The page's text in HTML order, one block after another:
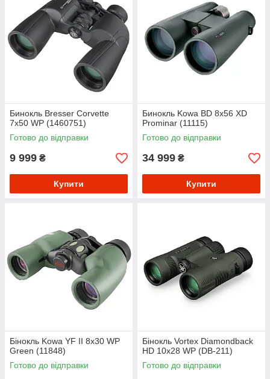
Бинокль Bresser Corvette
7x50 WP (1460751)
Готово до відправки
9 999 ₴
Купити
Бинокль Kowa BD 8x56 XD
Prominar (11115)
Готово до відправки
34 999 ₴
Купити
Бінокль Kowa YF II 8x30 WP
Green (11848)
Готово до відправки
Бінокль Vortex Diamondback
HD 10x28 WP (DB-211)
Готово до відправки